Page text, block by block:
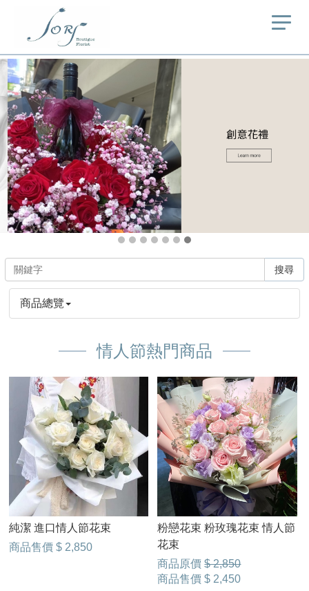
搜尋
商品總覽
情人節熱門商品
純潔 進口情人節花束
商品售價 $ 2,850
粉戀花束 粉玫瑰花束 情人節
花束
商品原價 $ 2,850
商品售價 $ 2,450